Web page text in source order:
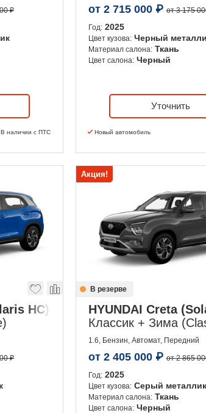
₽
В наличии с ПТС
от 2 715 000 ₽ от 3 175
Год: 2025
Цвет кузова: Черный
Материал салона: Ткань
Цвет салона: Черный
Уточнить
Новый автомобиль
HC)
₽
Акция!
В резерве
HYUNDAI Creta
Классик + Зима
1.6, Бензин, Автомат, Передний
от 2 405 000 ₽ от 2 865
Год: 2025
Цвет кузова: Серый металлик
Материал салона: Ткань
Цвет салона: Черный